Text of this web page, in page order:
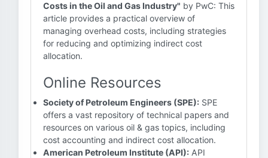
Costs in the Oil and Gas Industry" by PwC: This
article provides a practical overview of
managing overhead costs, including strategies
for reducing and optimizing indirect cost
allocation.
Online Resources
Society of Petroleum Engineers (SPE): SPE
offers a vast repository of technical papers and
resources on various oil & gas topics, including
cost accounting and indirect cost allocation.
American Petroleum Institute (API): API